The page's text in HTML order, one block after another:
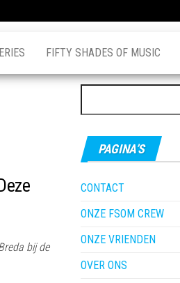
FIFTY SHADES OF MUSIC
bij de
naar:
PAGINA’S
CONTACT
ONZE FSOM CREW
ONZE VRIENDEN
OVER ONS